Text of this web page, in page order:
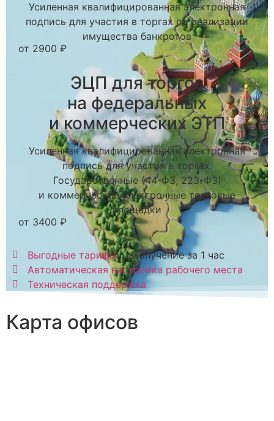
Усиленная квалифицированная электронная
подпись для участия в торгах по реализации
имущества банкротов
от 2900 ₽
ЭЦП для торгов
на федеральных
и коммерческих ЭТП
Усиленная квалифицированная электронная
подпись для участия в торгах.
Государственные (44-ФЗ, 223-ФЗ)
и коммерческие электронные торговые
площадки
от 3400 ₽
Выгодные тарифы
Получение за 1 час
Автоматическая настройка рабочего места
Техническая поддержка
Карта офисов